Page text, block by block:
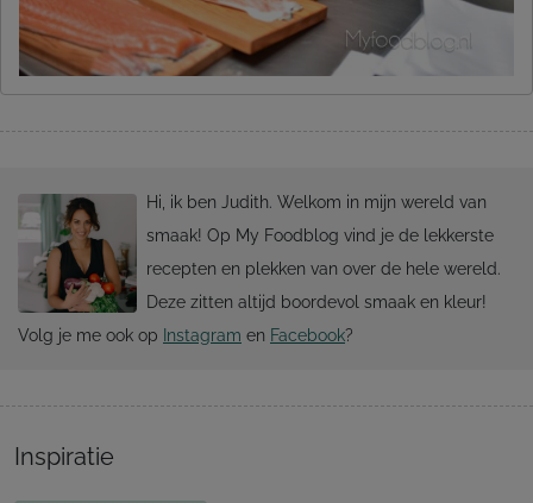
Hi, ik ben Judith. Welkom in mijn wereld van
smaak! Op My Foodblog vind je de lekkerste
recepten en plekken van over de hele wereld.
Deze zitten altijd boordevol smaak en kleur!
Volg je me ook op Instagram en Facebook?
Inspiratie